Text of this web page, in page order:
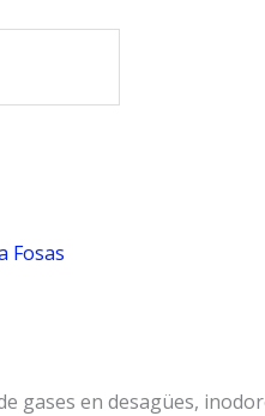
Fosas
gases en desagües,